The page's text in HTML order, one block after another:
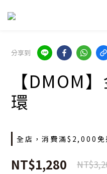
分享到
【DMOM
環
全店，消費滿$2,000免
NT$1,280